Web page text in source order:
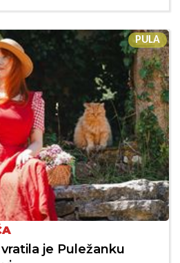
PULA
je Puležanku